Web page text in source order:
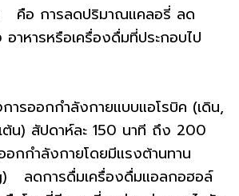
คือ การลดปริมาณแคลอรี่ ลด
าหารหรือเครื่องดื่มที่ประกอบไป
ารออกกำลังกายแบบแอโรบิค (เดิน,
น) สัปดาห์ละ 150 นาที ถึง 200
กกำลังกายโดยมีแรงต้านทาน
ลดการดื่มเครื่องดื่มแอลกอฮอล์